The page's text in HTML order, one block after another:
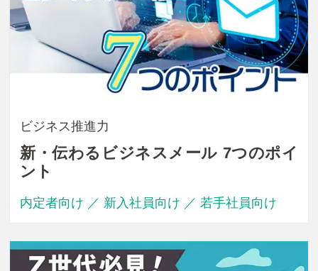
ビジネス推進力
新・伝わるビジネスメール 7つのポイ
ント
内定者向け ／ 新入社員向け ／ 若手社員向け